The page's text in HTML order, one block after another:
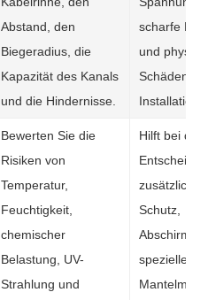
Abstand, den
Biegeradius, die
Kapazität des Kanals
und die Hindernisse.
scharfe
und
Schäden
Installation.
Bewerten Sie die
Risiken von
Temperatur,
Feuchtigkeit,
chemischer
Belastung, UV-
Strahlung und
Hilft bei der
zusätzlicher
Schutz,
spezielle